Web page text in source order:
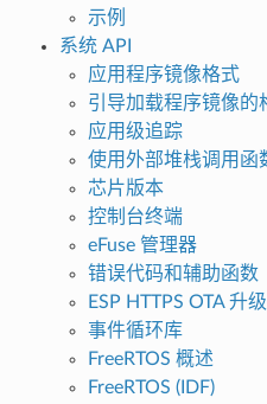
示例
系统 API
应用程序镜像格式
引导加载程序镜像的
应用级追踪
使用外部堆栈调用函
芯片版本
控制台终端
eFuse 管理器
错误代码和辅助函数
ESP HTTPS OTA 升级
事件循环库
FreeRTOS 概述
FreeRTOS (IDF)